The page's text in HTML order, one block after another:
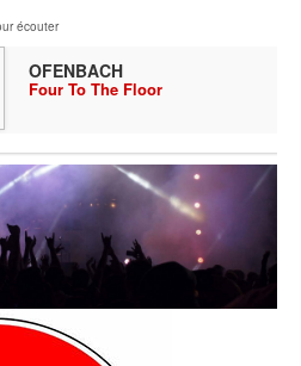
écouter
OFENBACH
Four To The Floor